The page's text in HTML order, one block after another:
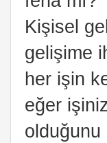
Kişisel
gelişime
her işin
eğer
olduğunu